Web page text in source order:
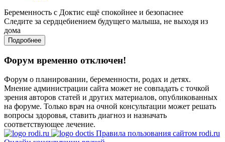
Беременность с Доктис ещё спокойнее и безопаснее
Следите за сердцебиением будущего малыша, не выходя из
дома
Подробнее
Форум временно отключен!
Форум о планировании, беременности, родах и детях.
Мнение администрации сайта может не совпадать с точкой
зрения авторов статей и других материалов, опубликованных
на форуме. Только врач на очной консультации может решать
вопросы здоровья, ставить диагноз и назначать
соответствующее лечение.
Правила пользования сайтом rodi.ru